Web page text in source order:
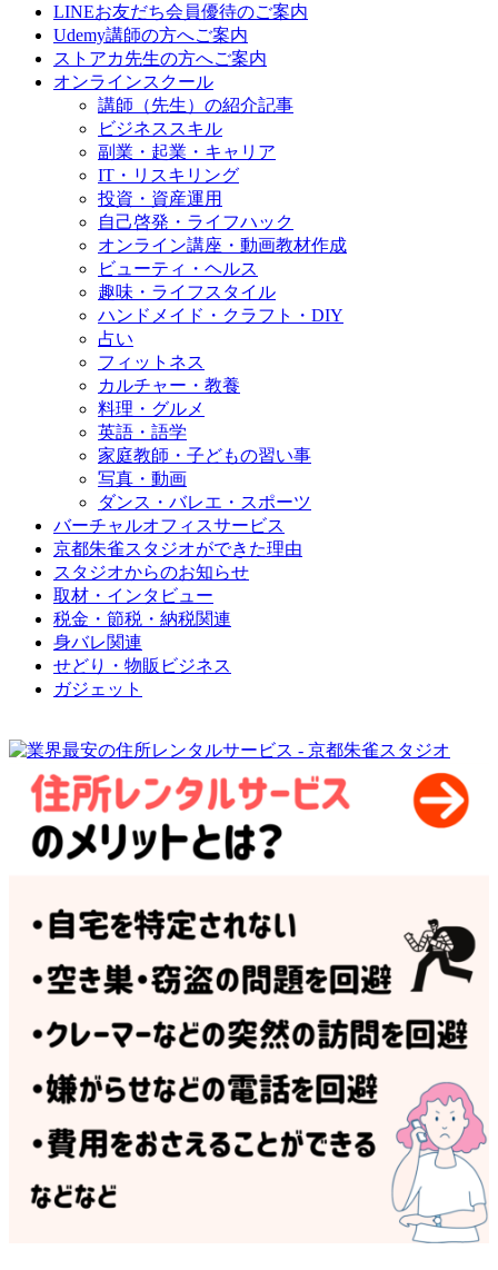
LINEお友だち会員優待のご案内
Udemy講師の方へご案内
ストアカ先生の方へご案内
オンラインスクール
講師（先生）の紹介記事
ビジネススキル
副業・起業・キャリア
IT・リスキリング
投資・資産運用
自己啓発・ライフハック
オンライン講座・動画教材作成
ビューティ・ヘルス
趣味・ライフスタイル
ハンドメイド・クラフト・DIY
占い
フィットネス
カルチャー・教養
料理・グルメ
英語・語学
家庭教師・子どもの習い事
写真・動画
ダンス・バレエ・スポーツ
バーチャルオフィスサービス
京都朱雀スタジオができた理由
スタジオからのお知らせ
取材・インタビュー
税金・節税・納税関連
身バレ関連
せどり・物販ビジネス
ガジェット